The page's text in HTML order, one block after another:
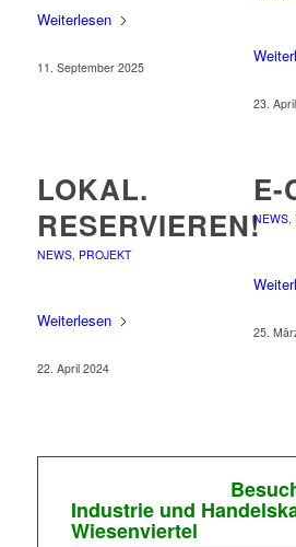
Weiterlesen
11. September 2025
23.
LOKAL.
RESERVIEREN!
NEWS, PROJEKT
Weiterlesen
22. April 2024
E-
NEWS,
25.
Industrie und
Wiesenviertel